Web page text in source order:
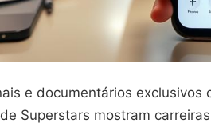
e documentários exclusivos
Superstars mostram